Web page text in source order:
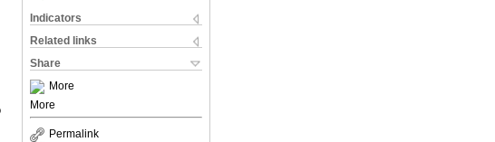
Indicators
Related links
Share
More
More
Permalink